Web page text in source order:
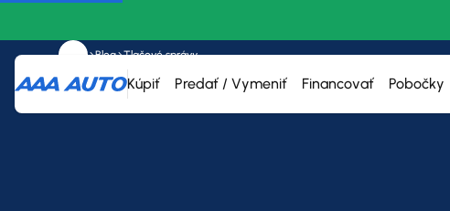
Kúpiť Predať / Vymeniť Financovať Pobočky
Blog Tlačové správy